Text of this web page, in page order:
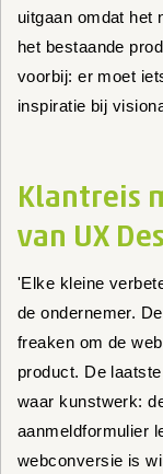
uitgaan omdat het
het bestaande
voorbij: er moet
inspiratie bij
Klantreis
van UX
'Elke kleine
de ondernemer.
freaken om de
product. De
waar kunstwerk:
aanmeldformulier
webconversie is